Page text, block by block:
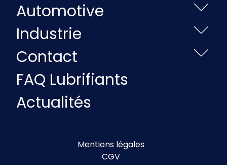
Automotive
Industrie
Contact
FAQ Lubrifiants
Actualités
Mentions légales
CGV